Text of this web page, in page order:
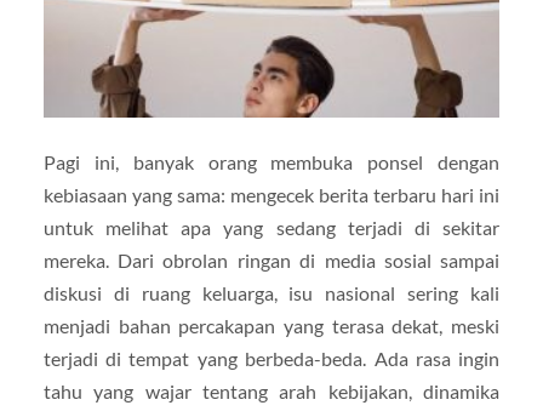
Pagi ini, banyak orang membuka ponsel dengan
kebiasaan yang sama: mengecek berita terbaru hari ini
untuk melihat apa yang sedang terjadi di sekitar
mereka. Dari obrolan ringan di media sosial sampai
diskusi di ruang keluarga, isu nasional sering kali
menjadi bahan percakapan yang terasa dekat, meski
terjadi di tempat yang berbeda-beda. Ada rasa ingin
tahu yang wajar tentang arah kebijakan, dinamika